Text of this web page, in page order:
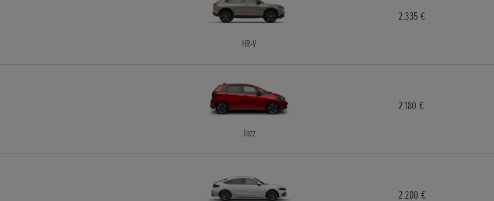
HR-V
2.335 €
Jazz
2.180 €
2.280 €